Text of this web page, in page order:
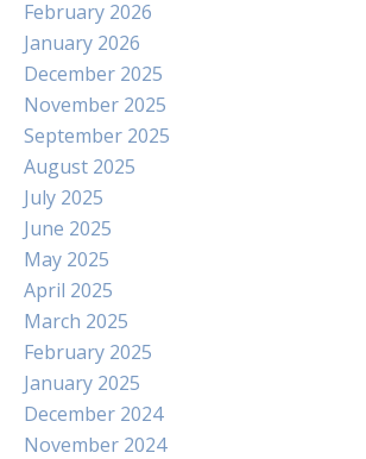
February 2026
January 2026
December 2025
November 2025
September 2025
August 2025
July 2025
June 2025
May 2025
April 2025
March 2025
February 2025
January 2025
December 2024
November 2024